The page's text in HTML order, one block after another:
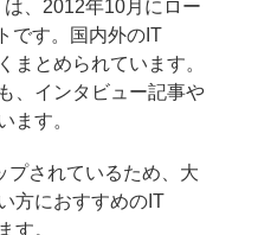
、2012年10月にロー
です。国内外のIT
まとめられています。
、インタビュー記事や
ます。
プされているため、大
方におすすめのIT
す。